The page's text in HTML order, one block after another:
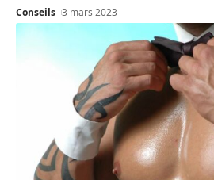
Conseils 3 mars 2023